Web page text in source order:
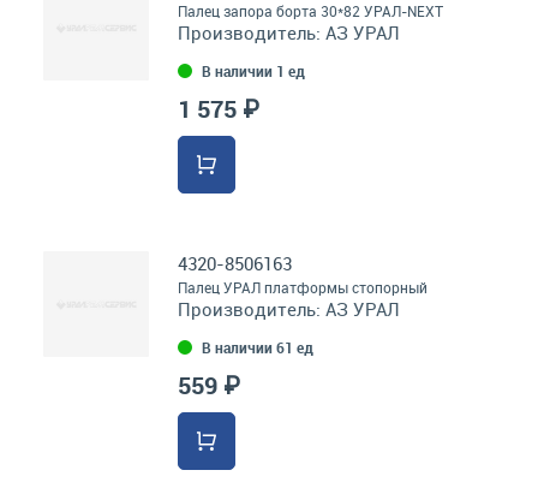
Палец запора борта 30*82 УРАЛ-NEXT
Производитель: АЗ УРАЛ
В наличии 1 ед
1 575 ₽
4320-8506163
Палец УРАЛ платформы стопорный
Производитель: АЗ УРАЛ
В наличии 61 ед
559 ₽